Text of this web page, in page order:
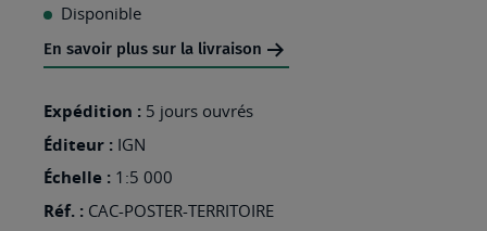
Disponible
En savoir plus sur la livraison
Expédition : 5 jours ouvrés
Éditeur : IGN
Échelle : 1:5 000
Réf. : CAC-POSTER-TERRITOIRE